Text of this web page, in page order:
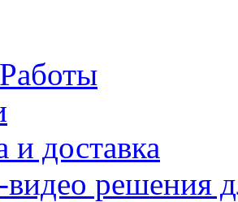
и доставка
решения